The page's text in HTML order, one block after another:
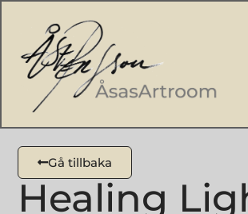
Gå tillbaka
Healing